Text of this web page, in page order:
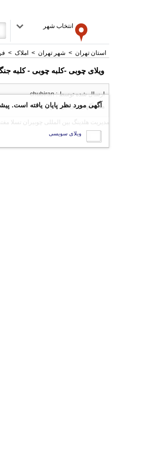
انتخاب شهر
استان تهران > شهر تهران > املاک >
ویلای چوبی -کلبه چوبی - کلبه
ارسال شده توسط : chubiran
همه آگهی های این کاربر
مدیریت هلدینگ بین المللی چوبیران تسلا
آگهی مورد نظر پایان یافته است.
ویلای سویسی